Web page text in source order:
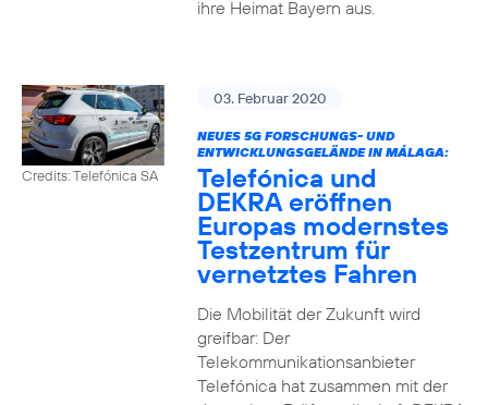
ihre Heimat Bayern aus.
Credits: Telefónica SA
03. Februar 2020
NEUES 5G FORSCHUNGS- UND
ENTWICKLUNGSGELÄNDE IN MÁLAGA:
Telefónica und
DEKRA eröffnen
Europas modernstes
Testzentrum für
vernetztes Fahren
Die Mobilität der Zukunft wird
greifbar: Der
Telekommunikationsanbieter
Telefónica hat zusammen mit der